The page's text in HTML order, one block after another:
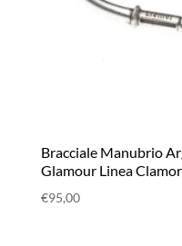
Bracciale Manubrio
Glamour Linea Clamor
€95,00